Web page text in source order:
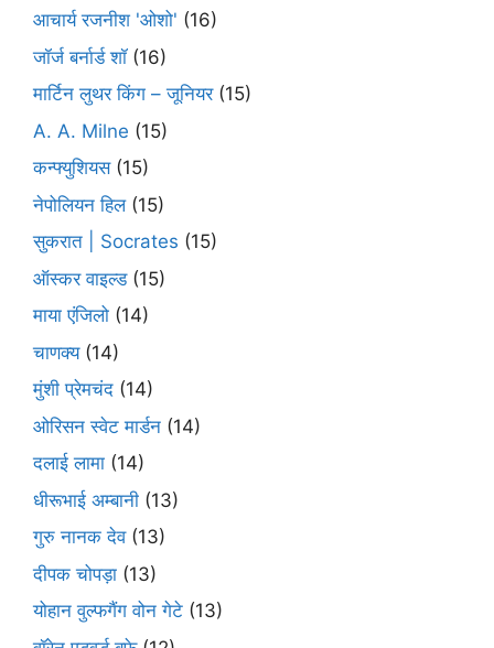
आचार्य रजनीश 'ओशो' (16)
जॉर्ज बर्नार्ड शॉ(16)
मार्टिन लुथर किंग – जूनियर(15)
A. A. Milne (15)
कन्फ्युशियस(15)
नेपोलियन हिल(15)
सुकरात | Socrates (15)
ऑस्कर वाइल्ड(15)
माया एंजिलो (14)
चाणक्य(14)
मुंशी प्रेमचंद (14)
ओरिसन स्‍वेट मार्डन (14)
दलाई लामा (14)
धीरूभाई अम्बानी (13)
गुरु नानक देव(13)
दीपक चोपड़ा (13)
योहान वुल्फगैंग वोन गेटे (13)